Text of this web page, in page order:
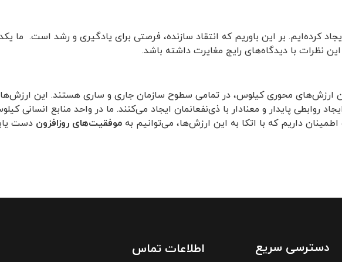
کرده‌ایم. بر این باوریم که انتقاد سازنده، فرصتی برای یادگیری و رشد است. ما
نظرات با دیدگاه‌های رایج مغایرت داشته باشد.
ارزش‌های محوری کیلوس، در تمامی سطوح سازمان جاری و ساری هستند. این
روابطی پایدار و معنادار با ذی‌نفعانمان ایجاد می‌کنند. ما در واحد منابع انسانی
داریم که با اتکا به این ارزش‌ها، می‌توانیم به موفقیت‌های روزافزون دست
دسترسی سریع اطلاعات تماس